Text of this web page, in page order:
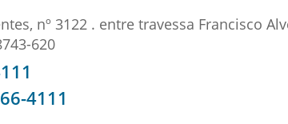
nº 3122 . entre travessa Francisco
620
4111